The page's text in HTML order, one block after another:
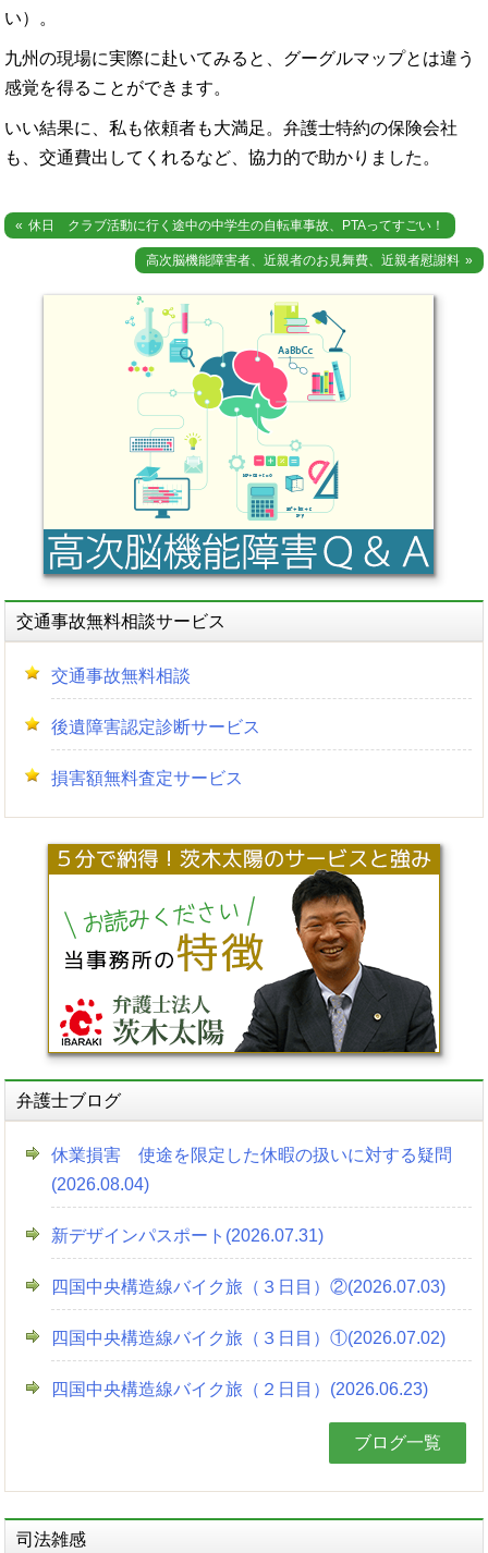
い）。
九州の現場に実際に赴いてみると、グーグルマップとは違う
感覚を得ることができます。
いい結果に、私も依頼者も大満足。弁護士特約の保険会社
も、交通費出してくれるなど、協力的で助かりました。
投 休日 クラブ活動に行く途中の中学生の自転車事故、PTAってすごい！
高次脳機能障害者、近親者のお見舞費、近親者慰謝料
交通事故無料相談サービス
交通事故無料相談
後遺障害認定診断サービス
損害額無料査定サービス
弁護士ブログ
休業損害 使途を限定した休暇の扱いに対する疑問
(2026.08.04)
新デザインパスポート(2026.07.31)
四国中央構造線バイク旅（３日目）②(2026.07.03)
四国中央構造線バイク旅（３日目）①(2026.07.02)
四国中央構造線バイク旅（２日目）(2026.06.23)
ブログ一覧
司法雑感